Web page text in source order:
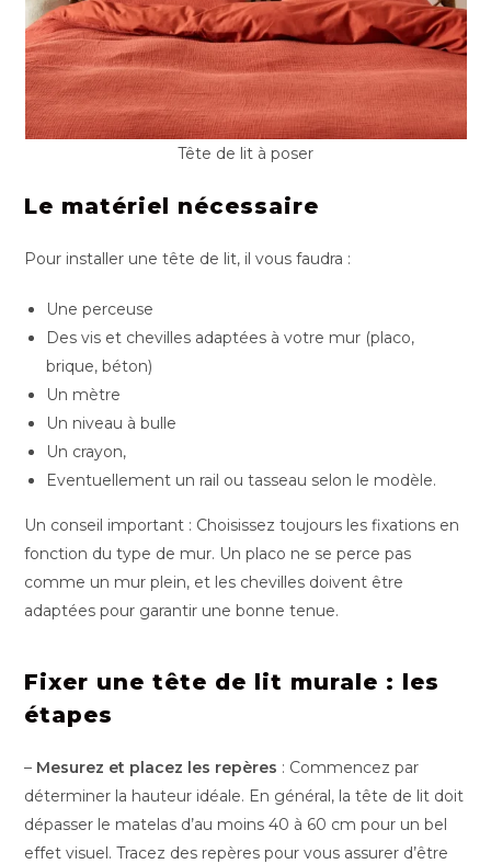
Tête de lit à poser
Le matériel nécessaire
Pour installer une tête de lit, il vous faudra :
Une perceuse
Des vis et chevilles adaptées à votre mur (placo,
brique, béton)
Un mètre
Un niveau à bulle
Un crayon,
Eventuellement un rail ou tasseau selon le modèle.
Un conseil important : Choisissez toujours les fixations en
fonction du type de mur. Un placo ne se perce pas
comme un mur plein, et les chevilles doivent être
adaptées pour garantir une bonne tenue.
Fixer une tête de lit murale : les
étapes
– Mesurez et placez les repères : Commencez par
déterminer la hauteur idéale. En général, la tête de lit doit
dépasser le matelas d’au moins 40 à 60 cm pour un bel
effet visuel. Tracez des repères pour vous assurer d’être